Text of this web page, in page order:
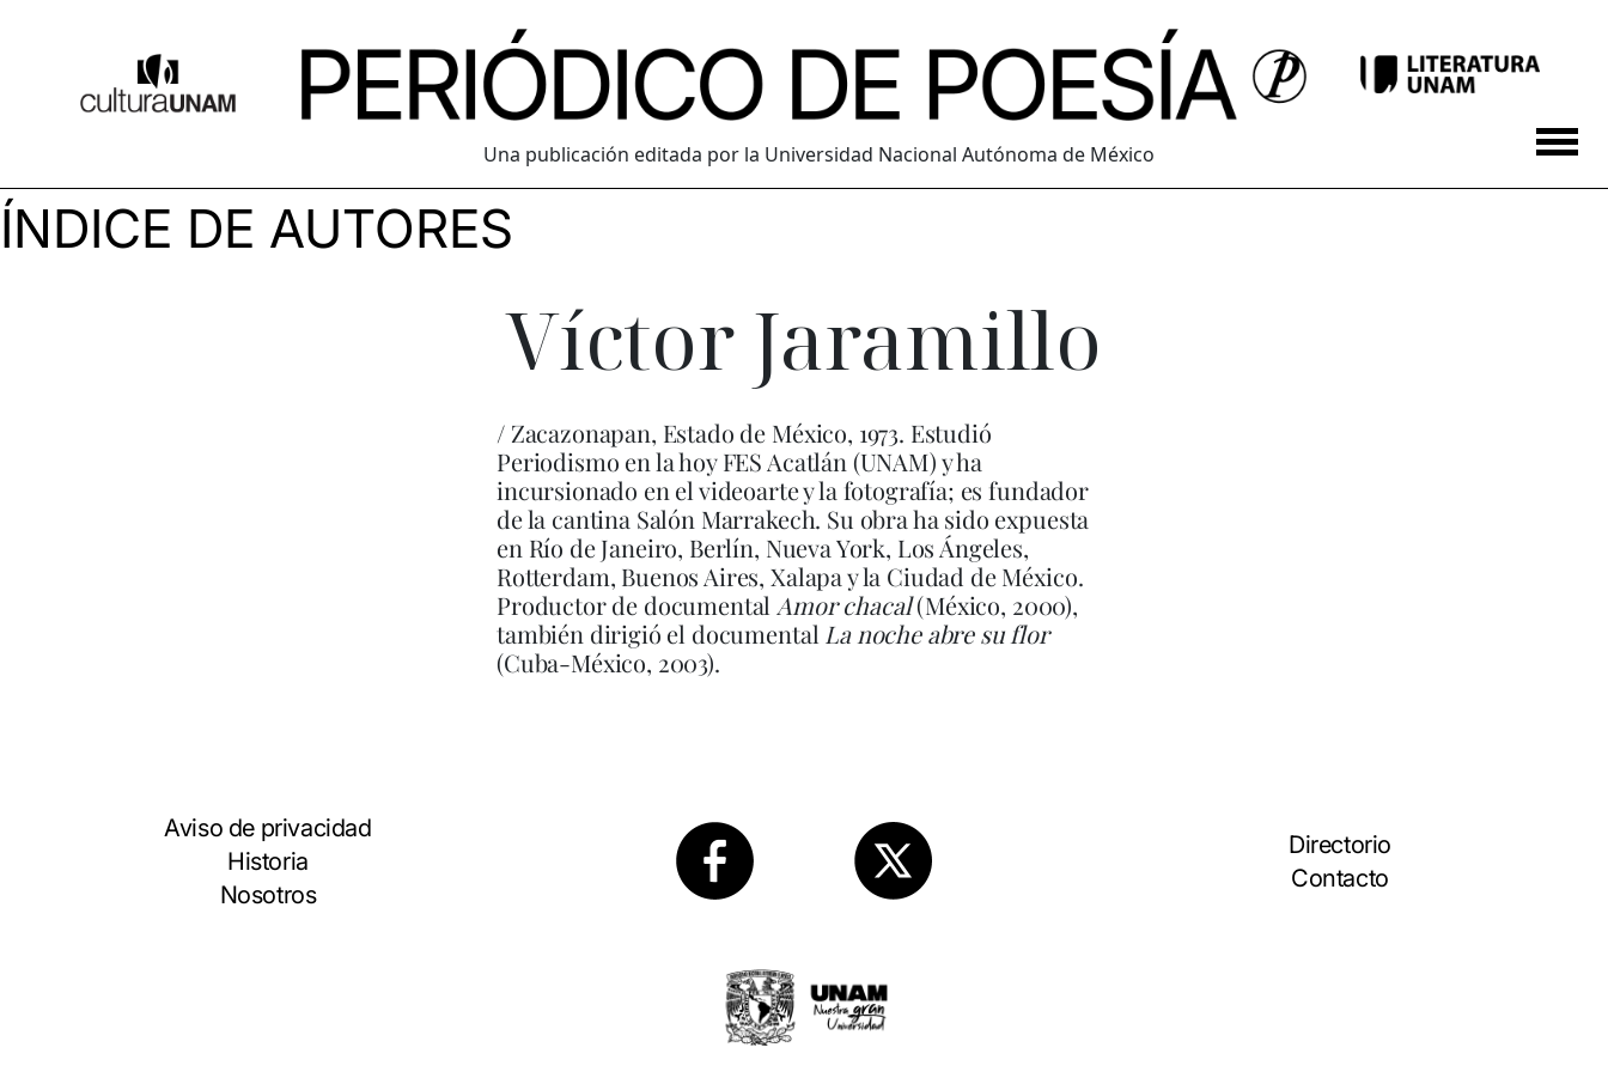
Una publicación editada por la Universidad Nacional Autónoma de México
ÍNDICE DE AUTORES
Víctor Jaramillo
/ Zacazonapan, Estado de México, 1973. Estudió
Periodismo en la hoy FES Acatlán (UNAM) y ha
incursionado en el videoarte y la fotografía; es fundador
de la cantina Salón Marrakech. Su obra ha sido expuesta
en Río de Janeiro, Berlín, Nueva York, Los Ángeles,
Rotterdam, Buenos Aires, Xalapa y la Ciudad de México.
Productor de documental Amor chacal(México, 2000),
también dirigió el documental La noche abre su flor
(Cuba-México, 2003).
Aviso de privacidad
Historia
Nosotros
Directorio
Contacto